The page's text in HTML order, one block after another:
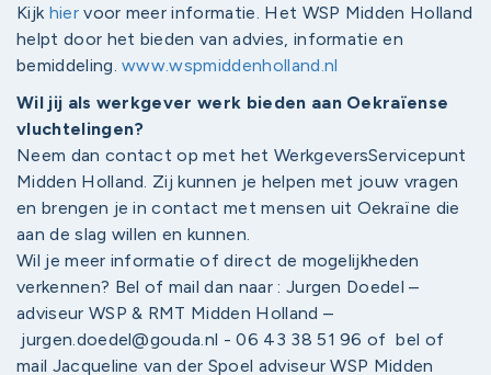
Kijk hiervoor meer informatie. Het WSP Midden Holland
helpt door het bieden van advies, informatie en
bemiddeling.www.wspmiddenholland.nl
Wil jij als werkgever werk bieden aan Oekraïense
vluchtelingen?
Neem dan contact op met het WerkgeversServicepunt
Midden Holland. Zij kunnen je helpen met jouw vragen
en brengen je in contact met mensen uit Oekraïne die
aan de slag willen en kunnen.
Wil je meer informatie of direct de mogelijkheden
verkennen? Bel of mail dan naar : Jurgen Doedel –
adviseur WSP & RMT Midden Holland –
jurgen.doedel@gouda.nl - 06 43 38 51 96 of bel of
mail Jacqueline van der Spoel adviseur WSP Midden